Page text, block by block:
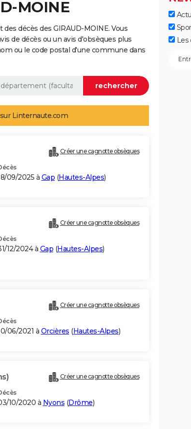
MOINE
décès des GIRAUD-MOINE. Vous
de décès ou un avis d'obsèques plus
ou le code postal d'une commune dans
Linternaute.com
Créer une cagnotte obsèques
09/2025 à Gap (Hautes-Alpes)
Créer une cagnotte obsèques
12/2024 à Gap (Hautes-Alpes)
Créer une cagnotte obsèques
06/2021 à Orcières (Hautes-Alpes)
Créer une cagnotte obsèques
10/2020 à Nyons (Drôme)
Les